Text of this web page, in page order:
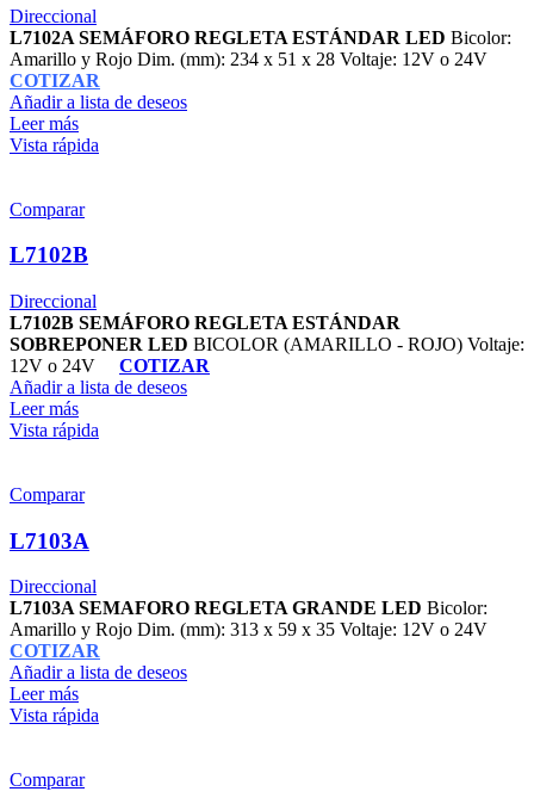
Direccional
L7102A SEMÁFORO REGLETA ESTÁNDAR LED Bicolor:
Amarillo y Rojo Dim. (mm): 234 x 51 x 28 Voltaje: 12V o 24V
COTIZAR
Añadir a lista de deseos
Leer más
Vista rápida
Comparar
L7102B
Direccional
L7102B SEMÁFORO REGLETA ESTÁNDAR
SOBREPONER LED BICOLOR (AMARILLO - ROJO) Voltaje:
12V o 24V COTIZAR
Añadir a lista de deseos
Leer más
Vista rápida
Comparar
L7103A
Direccional
L7103A SEMAFORO REGLETA GRANDE LED Bicolor:
Amarillo y Rojo Dim. (mm): 313 x 59 x 35 Voltaje: 12V o 24V
COTIZAR
Añadir a lista de deseos
Leer más
Vista rápida
Comparar